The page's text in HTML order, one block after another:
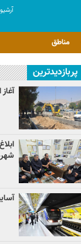
آرشيو
مناطق
پربازدیدترین